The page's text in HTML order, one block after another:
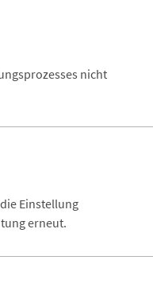
nicht
Einstellung
erneut.